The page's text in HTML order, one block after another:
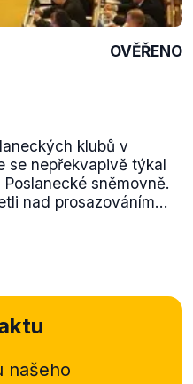
OVĚŘENO
klubů v
se nepřekvapivě týkal
sněmovně.
nad prosazováním...
našeho